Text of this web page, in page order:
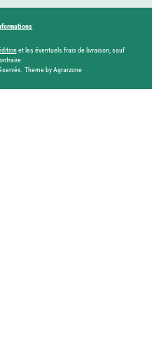
et les éventuels frais de livraison, sauf
Theme by Agrarzone